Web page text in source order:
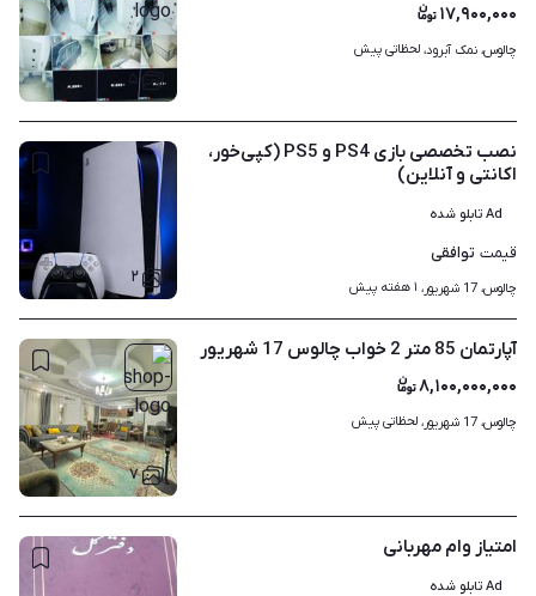
۵
۱۷,۹۰۰,۰۰۰
چالوس، نمک آبرود، لحظاتی پیش
۲
نصب تخصصی بازی PS4 و PS5 (کپی‌خور،
اکانتی و آنلاین)
Ad تابلو شده
قیمت توافقی
چالوس، 17 شهریور، ۱ هفته پیش
۷
آپارتمان 85 متر 2 خواب چالوس 17 شهریور
۸,۱۰۰,۰۰۰,۰۰۰
چالوس، 17 شهریور، لحظاتی پیش
امتیاز وام مهربانی
Ad تابلو شده